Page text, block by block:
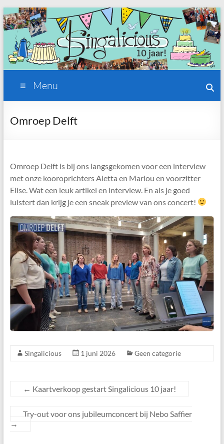
Ga
naar
de
inhoud
Singalicious
delft
Menu
Omroep Delft
Omroep Delft is bij ons langsgekomen voor een interview
met onze kooroprichters Aletta en Marlou en voorzitter
Elise. Wat een leuk artikel en interview. En als je goed
luistert dan krijg je een sneak preview van ons concert!
Singalicious 1 juni 2026 Geen categorie
← Kaartverkoop gestart Singalicious 10 jaar!
Try-out voor ons jubileumconcert bij Nebo Saffier
→